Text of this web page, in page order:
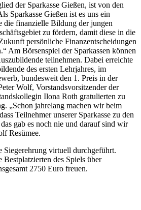
der Sparkasse Gießen, ist von den
Sparkasse Gießen ist es uns ein
die finanzielle Bildung der jungen
zu fördern, damit diese in die
persönliche Finanzentscheidungen
Am Börsenspiel der Sparkassen können
teilnehmen. Dabei erreichte
des ersten Lehrjahres, im
bundesweit den 1. Preis in der
Wolf, Vorstandsvorsitzender der
Ilona Roth gratulierten zu
„Schon jahrelang machen wir beim
Teilnehmer unserer Sparkasse zu den
gab es noch nie und darauf sind wir
Resümee.
Siegerehrung virtuell durchgeführt.
Bestplatzierten des Spiels über
2750 Euro freuen.